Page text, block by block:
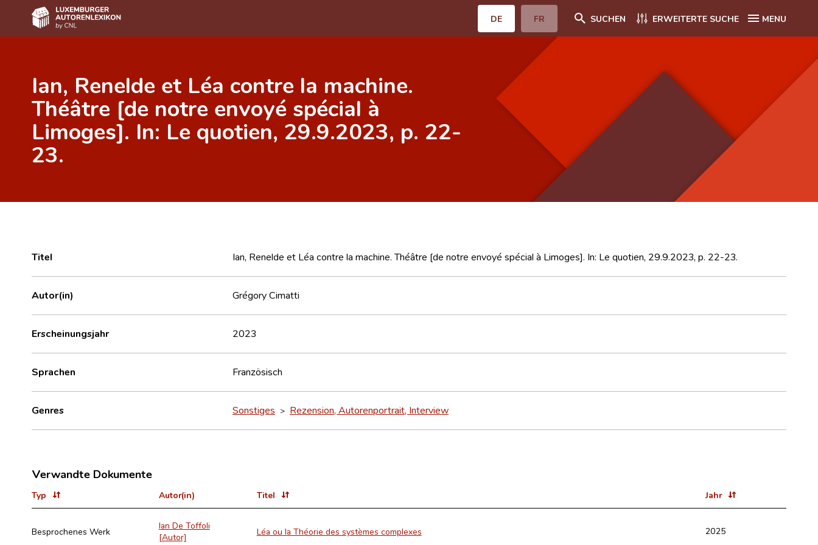
DE FR SUCHEN ERWEITERTE SUCHE MENU
Autor(inn)en A-Z
Erweiterte Suche
Häufige Fragen und Antworten
CNL
Ian, Renelde et Léa contre la machine.
Théâtre [de notre envoyé spécial à
Limoges]. In: Le quotien, 29.9.2023, p. 22-
23.
Titel Ian, Renelde et Léa contre la machine. Théâtre [de notre envoyé spécial à Limoges]. In: Le quotien, 29.9.2023, p. 22-23.
Autor(in) Grégory Cimatti
Erscheinungsjahr 2023
Sprachen Französisch
Genres Sonstiges > Rezension, Autorenportrait, Interview
Verwandte Dokumente
Typ Autor(in) Titel Jahr
Besprochenes Werk
Ian De Toffoli
[Autor]
Léa ou la Théorie des systèmes complexes 2025